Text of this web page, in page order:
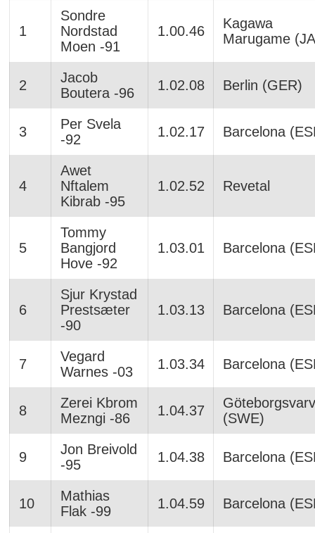
1
Sondre
Nordstad
Moen -91
1.00.46
Kagawa
Marugame
2
Jacob
Boutera -96
1.02.08 Berlin (GER)
3
Per Svela
-92
1.02.17 Barcelona
4
Awet
Nftalem
Kibrab -95
1.02.52 Revetal
5
Tommy
Bangjord
Hove -92
1.03.01 Barcelona
6
Sjur Krystad
Prestsæter
-90
1.03.13 Barcelona
7
Vegard
Warnes -03
1.03.34 Barcelona
8
Zerei Kbrom
Mezngi -86
1.04.37
(SWE)
9
Jon Breivold
-95
1.04.38 Barcelona
10
Mathias
Flak -99
1.04.59 Barcelona